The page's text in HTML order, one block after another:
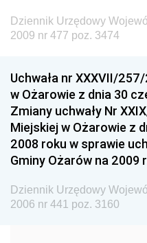
Dziennik Urzędowy
Dziennik Urzędowy
Dziennik Urzędowy
Dziennik Urzędowy
Dziennik Urzędowy
Sportu
Dziennik Urzędowy
Dziennik Urzędowy
Dziennik Urzędowy
Dziennik Urzędowy
2009 nr 477 poz. 3474
Uchwała nr XXXVII/
w Ożarowie z dnia 30
Zmiany uchwały Nr
Miejskiej w Ożarowie z
2008 roku w sprawie
Gminy Ożarów na 2009
Dziennik Urzędowy
2006 nr 441 poz. 3160